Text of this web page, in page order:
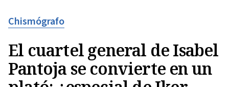
Chismógrafo
El cuartel general de Isabel
Pantoja se convierte en un